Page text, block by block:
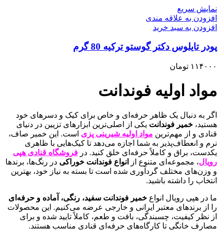
نمایش سریع
افزودن به علاقه مندی
افزودن به سبد خرید
پودر تایلوس دکتر گوستو ترکیه 80 گرم
۱۱۴۰۰۰ تومان
مواد اولیه فوندانت
اگر به دنبال یک ظاهر حرفه‌ای و خاص برای کیک‌ و دسرهای خود
هستید، خمیر فوندانت یکی از اصلی‌ترین ابزارهای تزیین در دنیای
قنادی و از مهم‌ترین مواد اولیه شیرینی پزی است. این خمیر صاف،
نرم و انعطاف‌پذیر به شما اجازه می‌دهد تا کیک‌هایی با ظاهری
یکدست، براق و کاملاً حرفه‌ای خلق کنید. در فروشگاه قنادی هپی
رویال، مجموعه‌ای متنوع از انواع فوندانت خوراکی در رنگ‌ها، برندها
و وزن‌های مختلف گردآوری شده است تا بسته به نیاز خود، بهترین
انتخاب را داشته باشید.
ما در هپی رویال انواع خمیر فوندانت سفید، رنگی، آماده و حرفه‌ای
را از برندهای معتبر ایرانی و خارجی عرضه می‌کنیم. این محصولات
از نظر کیفیت، چسبندگی، بافت و طعم، کاملاً تایید شده و برای
مصارف خانگی تا کارگاه‌های حرفه‌ای قنادی مناسب هستند.